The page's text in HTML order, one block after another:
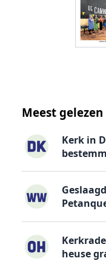
Meest
Kerk in
heuse